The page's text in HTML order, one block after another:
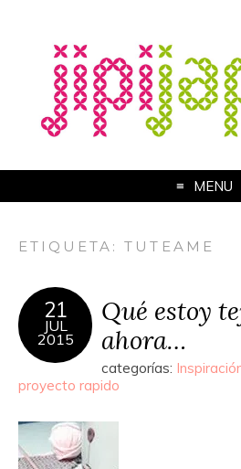
MENU
ETIQUETA:TUTEAME
21
JUL
2015
Qué estoy
ahora…
categorías:
proyecto rapido